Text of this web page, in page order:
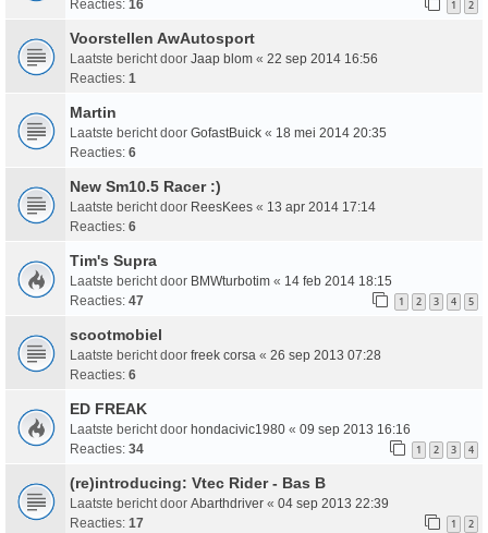
Reacties: 16 1 2
Voorstellen AwAutosport
Laatste bericht door Jaap blom « 22 sep 2014 16:56
Reacties: 1
Martin
Laatste bericht door GofastBuick « 18 mei 2014 20:35
Reacties: 6
New Sm10.5 Racer :)
Laatste bericht door ReesKees « 13 apr 2014 17:14
Reacties: 6
Tim's Supra
Laatste bericht door BMWturbotim « 14 feb 2014 18:15
Reacties: 47 1 2 3 4 5
scootmobiel
Laatste bericht door freek corsa « 26 sep 2013 07:28
Reacties: 6
ED FREAK
Laatste bericht door hondacivic1980 « 09 sep 2013 16:16
Reacties: 34 1 2 3 4
(re)introducing: Vtec Rider - Bas B
Laatste bericht door Abarthdriver « 04 sep 2013 22:39
Reacties: 17 1 2